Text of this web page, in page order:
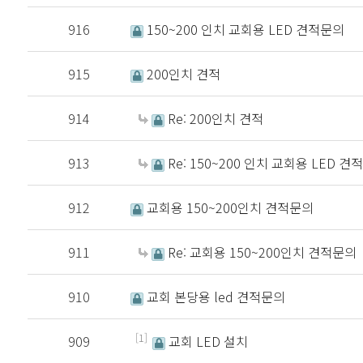
916 150~200 인치 교회용 LED 견적문의
915 200인치 견적
914 Re: 200인치 견적
913 Re: 150~200 인치 교회용 LED 견
912 교회용 150~200인치 견적문의
911 Re: 교회용 150~200인치 견적문의
910 교회 본당용 led 견적문의
909 교회 LED 설치
[1]